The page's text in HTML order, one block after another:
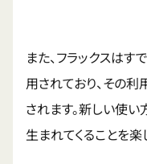
また、フラックスはす
用されており、その
されます。新しい使
生まれてくることを楽